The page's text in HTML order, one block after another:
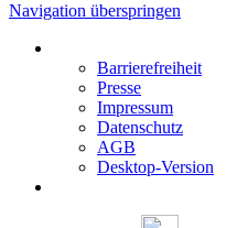
Navigation überspringen
Barrierefreiheit
Presse
Impressum
Datenschutz
AGB
Desktop-Version